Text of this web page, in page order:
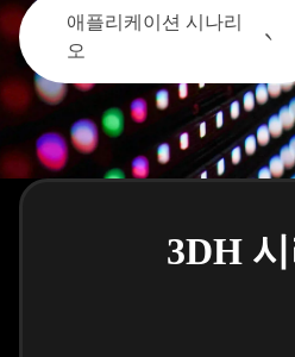
애플리케이션 시나리
오
3DH